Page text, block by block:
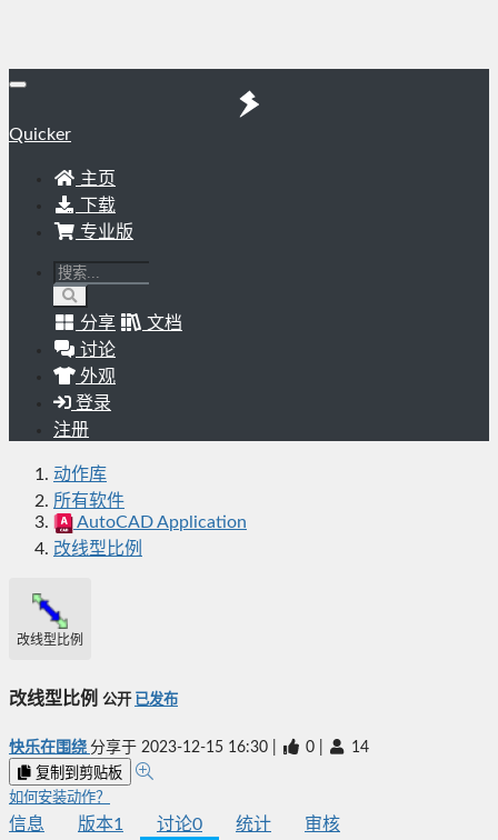
Quicker
主页
下载
专业版
分享
文档
讨论
外观
登录
注册
动作库
所有软件
AutoCAD Application
改线型比例
改线型比例
改线型比例 公开 已发布
快乐在围绕 分享于 2023-12-15 16:30 0 14
复制到剪贴板
如何安装动作？
信息 版本1 讨论0 统计
审核